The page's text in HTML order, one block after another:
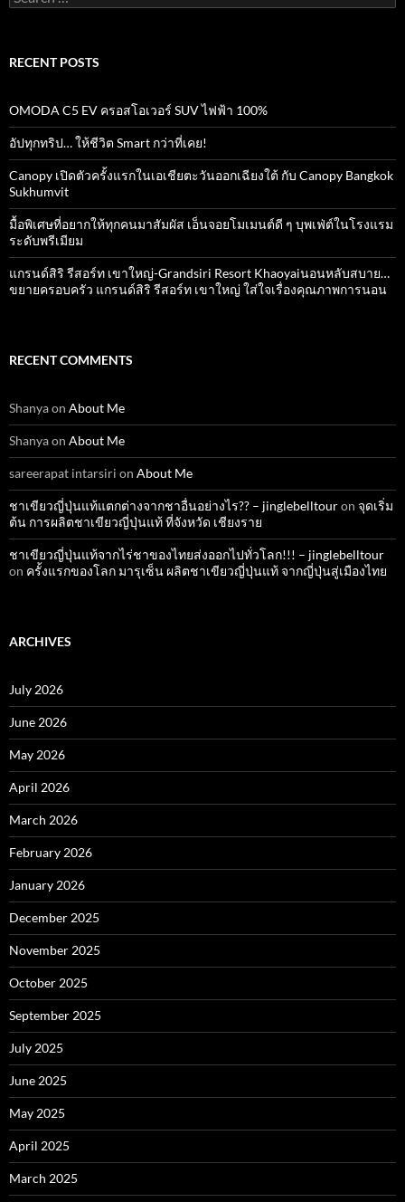
for:
RECENT POSTS
OMODA C5 EV ครอสโอเวอร์ SUV ไฟฟ้า 100%
อัปทุกทริป… ให้ชีวิต Smart กว่าที่เคย!
Canopy เปิดตัวครั้งแรกในเอเชียตะวันออกเฉียงใต้ กับ Canopy Bangkok
Sukhumvit
มื้อพิเศษที่อยากให้ทุกคนมาสัมผัส เอ็นจอยโมเมนต์ดี ๆ บุพเฟ่ต์ในโรงแรม
ระดับพรีเมียม
แกรนด์สิริ​ รีสอร์ท​ เขาใหญ่​-Grandsiri​ Resort​ Khaoyaiนอนหลับสบาย…
ขยายครอบครัว แกรนด์สิริ รีสอร์ท เขาใหญ่ ใส่ใจเรื่องคุณภาพการนอน
RECENT COMMENTS
Shanyaon About Me
Shanyaon About Me
sareerapat intarsiri on About Me
ชาเขียวญี่ปุ่นแท้แตกต่างจากชาอื่นอย่างไร?? – jinglebelltouron จุดเริ่ม
ต้น การผลิตชาเขียวญี่ปุ่นแท้ ที่จังหวัด เชียงราย
ชาเขียวญี่ปุ่นแท้จากไร่ชาของไทยส่งออกไปทั่วโลก!!! – jinglebelltour
on ครั้งแรกของโลก มารุเซ็น ผลิตชาเขียวญี่ปุ่นแท้ จากญี่ปุ่นสู่เมืองไทย
ARCHIVES
July 2026
June 2026
May 2026
April 2026
March 2026
February 2026
January 2026
December 2025
November 2025
October 2025
September 2025
July 2025
June 2025
May 2025
April 2025
March 2025